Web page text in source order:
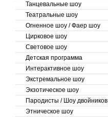
Танцевальные шоу
Театральные шоу
Огненное шоу / Фаер шоу
Цирковое шоу
Световое шоу
Детская программа
Интерактивное шоу
Экстремальное шоу
Экзотическое шоу
Пародисты / Шоу двойников
Этническое шоу